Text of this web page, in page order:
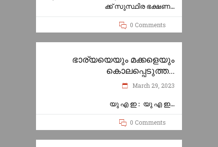
ക്ക് സുസ്ഥിര ഭക്ഷണ
0 Comments
ഭാര്യയെയും മക്കളെയും
കൊലപ്പെടുത്ത...
March 29, 2023
യു എ ഇ : യു എ ഇ
0 Comments